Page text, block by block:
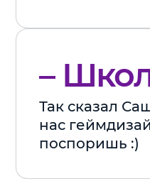
–
Так сказал
нас
поспоришь :)